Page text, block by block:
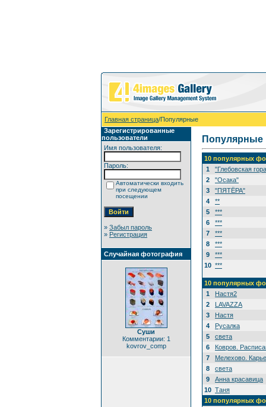
Главная страница/Популярные
Зарегистрированные
пользователи
Имя пользователя:
Пароль:
Автоматически входить
при следующем
посещении
» Забыл пароль
» Регистрация
Случайная фотография
Суши
Комментарии: 1
kovrov_comp
Популярные
10 популярных
1
"Глебовская
2
"Осака"
3
"ПЯТЁРА"
4
**
5
***
6
***
7
***
8
***
9
***
10 ***
10 популярных
1
Настя2
2
LAVAZZA
3
Настя
4
Русалка
5
света
6
Ковров.
7
Мелехово.
8
света
9
Анна красавица
10 Таня
10 популярных